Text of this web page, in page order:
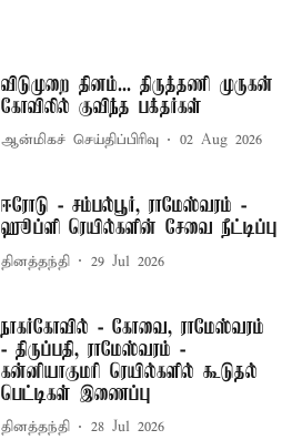
விடுமுறை தினம்... திருத்தணி முருகன்
கோவிலில் குவிந்த பக்தர்கள்
ஆன்மிகச் செய்திப்பிரிவு 02 Aug 2026
ஈரோடு - சம்பல்பூர், ராமேஸ்வரம் -
ஹூப்ளி ரெயில்களின் சேவை நீட்டிப்பு
தினத்தந்தி 29 Jul 2026
நாகர்கோவில் - கோவை, ராமேஸ்வரம்
- திருப்பதி, ராமேஸ்வரம் -
கன்னியாகுமரி ரெயில்களில் கூடுதல்
பெட்டிகள் இணைப்பு
தினத்தந்தி 28 Jul 2026